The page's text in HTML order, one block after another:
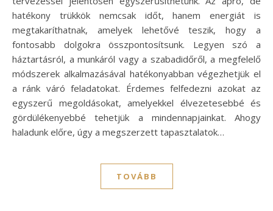
hatékony trükkök nemcsak időt, hanem energiát is
megtakaríthatnak, amelyek lehetővé teszik, hogy a
fontosabb dolgokra összpontosítsunk. Legyen szó a
háztartásról, a munkáról vagy a szabadidőről, a megfelelő
módszerek alkalmazásával hatékonyabban végezhetjük el
a ránk váró feladatokat. Érdemes felfedezni azokat az
egyszerű megoldásokat, amelyekkel élvezetesebbé és
gördülékenyebbé tehetjük a mindennapjainkat. Ahogy
haladunk előre, úgy a megszerzett tapasztalatok…
TOVÁBB